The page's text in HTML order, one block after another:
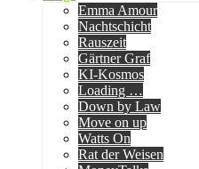
Emma Amour
Nachtschicht
Rauszeit
Gärtner Graf
KI-Kosmos
Loading …
Down by Law
Move on up
Watts On
Rat der Weisen